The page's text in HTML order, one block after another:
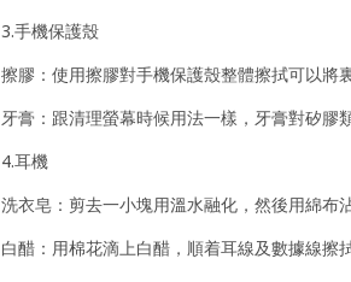
3.手機保護殼
擦膠：使用擦膠對手機保護殼整體擦拭可以將
牙膏：跟清理螢幕時候用法一樣，牙膏對矽膠
4.耳機
洗衣皂：剪去一小塊用溫水融化，然後用綿布
白醋：用棉花滴上白醋，順着耳線及數據線擦